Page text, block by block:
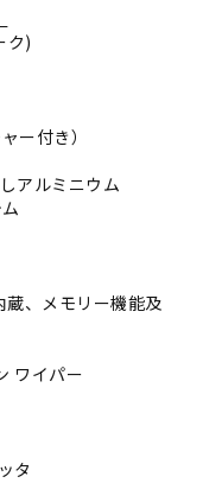
ク)
ー付き）
アルミニウム
、メモリー機能及
ワイパー
タ